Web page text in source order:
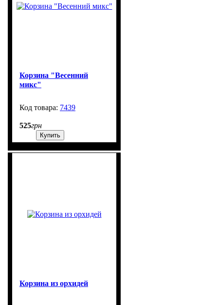
Корзина "Весенний
микс"
7439
525грн
Купить
Корзина из орхидей